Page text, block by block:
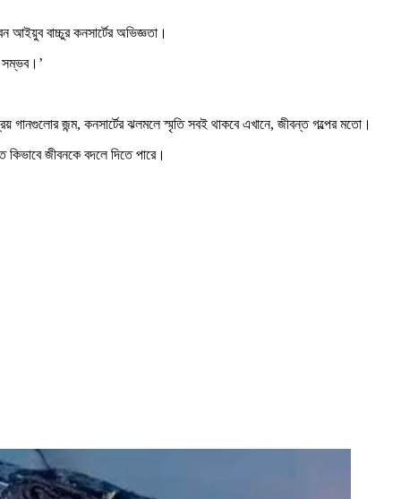
আইয়ুব বাচ্চুর কনসার্টের অভিজ্ঞতা।
সম্ভব।’
জন্ম, কনসার্টের ঝলমলে স্মৃতি সবই থাকবে এখানে, জীবন্ত গল্পের মতো।
জীবনকে বদলে দিতে পারে।